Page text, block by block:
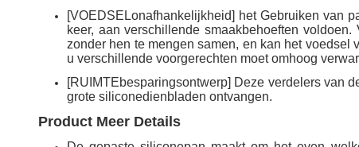
[VOEDSELonafhankelijkheid] het Gebruiken van
keer, aan verschillende smaakbehoeften
zonder hen te mengen samen, en kan het
u verschillende voorgerechten moet omhoog
[RUIMTEbesparingsontwerp] Deze verdelers van
grote siliconedienbladen ontvangen.
Product Meer Details